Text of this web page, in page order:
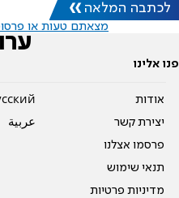
לכתבה המלאה
מצאתם טעות או
פנו אלינו
אודות
יצירת קשר
פרסמו אצלנו
תנאי שימוש
מדיניות פרטיות
عربية